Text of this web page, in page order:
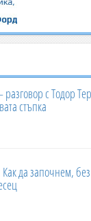
с Тодор
стъпка
да започнем,